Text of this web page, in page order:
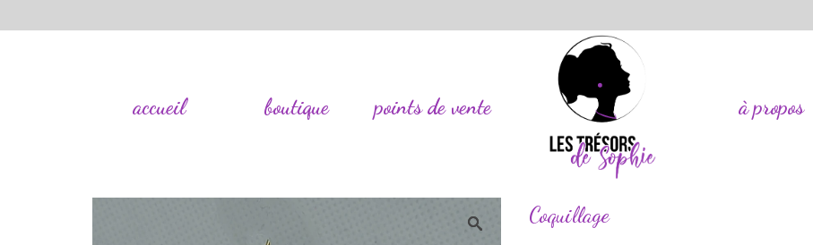
accueil boutique points de vente à propos
Coquillage